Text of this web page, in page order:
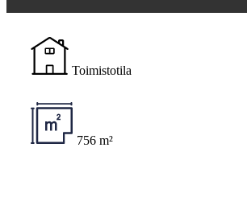
Toimistotila
756 m²